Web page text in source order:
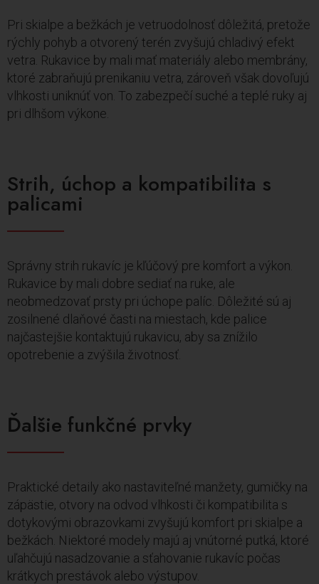
Pri skialpe a bežkách je vetruodolnosť dôležitá, pretože
rýchly pohyb a otvorený terén zvyšujú chladivý efekt
vetra. Rukavice by mali mať materiály alebo membrány,
ktoré zabraňujú prenikaniu vetra, zároveň však dovoľujú
vlhkosti uniknúť von. To zabezpečí suché a teplé ruky aj
pri dlhšom výkone.
Strih, úchop a kompatibilita s
palicami
Správny strih rukavíc je kľúčový pre komfort a výkon.
Rukavice by mali dobre sediať na ruke, ale
neobmedzovať prsty pri úchope palíc. Dôležité sú aj
zosilnené dlaňové časti na miestach, kde palice
najčastejšie kontaktujú rukavicu, aby sa znížilo
opotrebenie a zvýšila životnosť.
Ďalšie funkčné prvky
Praktické detaily ako nastaviteľné manžety, gumičky na
zápästie, otvory na odvod vlhkosti či kompatibilita s
dotykovými obrazovkami zvyšujú komfort pri skialpe a
bežkách. Niektoré modely majú aj vnútorné putká, ktoré
uľahčujú nasadzovanie a sťahovanie rukavíc počas
krátkych prestávok alebo výstupov.